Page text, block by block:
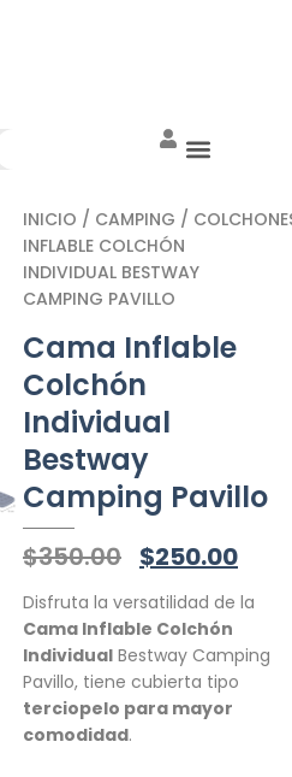
INICIO / CAMPING /
INFLABLE COLCHÓN
INDIVIDUAL BESTWAY
CAMPING PAVILLO
Cama Inflable
Colchón
Individual
Bestway
Camping Pavillo
$350.00 $250.00
Disfruta la versatilidad de la
Cama Inflable Colchón
Individual Bestway Camping
Pavillo, tiene cubierta tipo
terciopelo para mayor
comodidad.